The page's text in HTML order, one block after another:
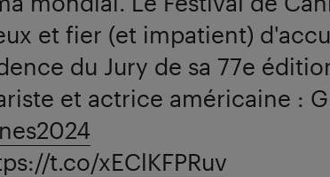
et fier (et impatient)
du Jury de sa 77e
et actrice américaine :
t.co/xEClKFPRuv